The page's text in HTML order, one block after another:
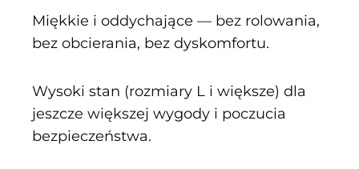
Miękkie i oddychające — bez rolowania,
bez obcierania, bez dyskomfortu.
Wysoki stan (rozmiary L i większe) dla
jeszcze większej wygody i poczucia
bezpieczeństwa.